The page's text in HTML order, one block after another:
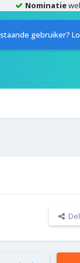
Nominatie
gebruiker?